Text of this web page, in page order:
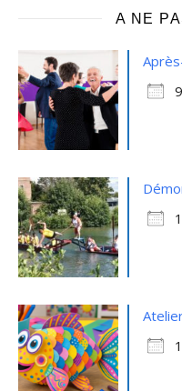
A NE